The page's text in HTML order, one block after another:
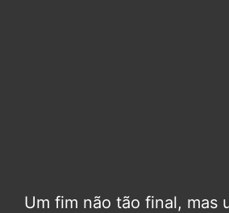
Um fim não tão final, mas